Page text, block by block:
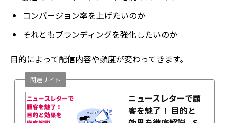
コンバージョン率を上げたいのか
それともブランディングを強化したいのか
目的によって配信内容や頻度が変わってきます。
ニュースレターで顧
客を魅了！ 目的と
関連サイト